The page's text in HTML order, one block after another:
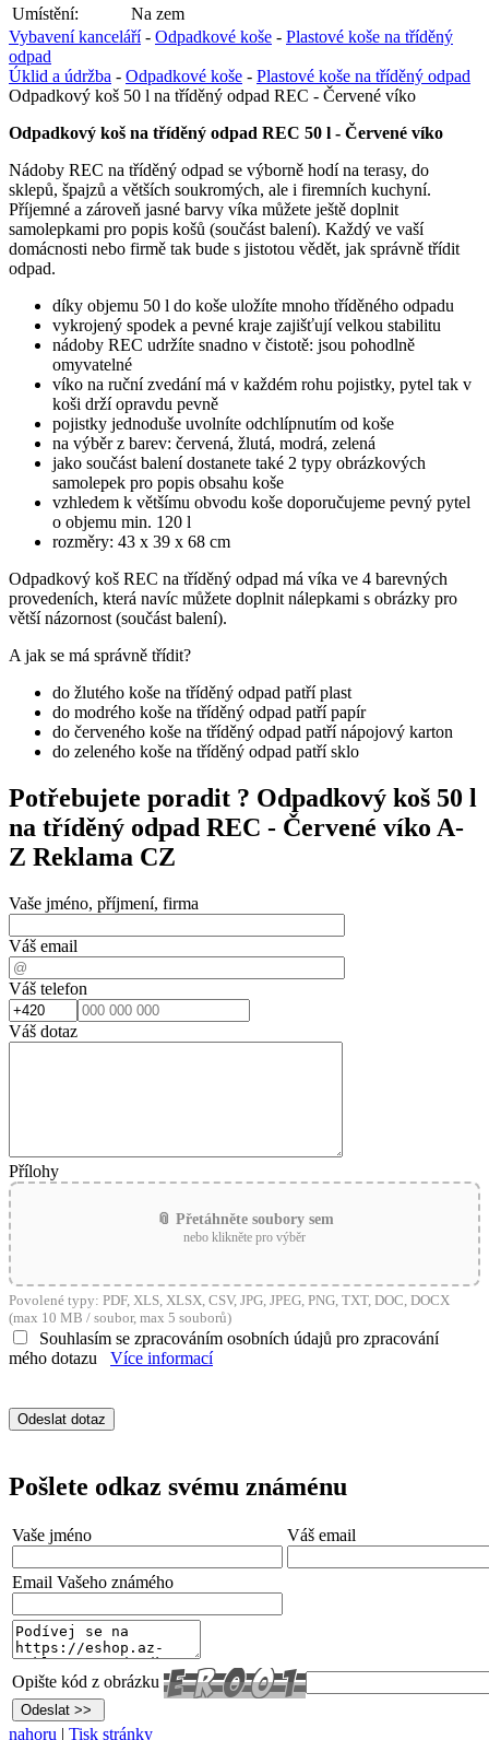
Umístění:
Na zem
Vybavení kanceláří- Odpadkové koše - Plastové koše na tříděný
odpad
Úklid a údržba - Odpadkové koše - Plastové koše na tříděný odpad
Odpadkový koš 50 l na tříděný odpad REC - Červené víko
Odpadkový koš na tříděný odpad REC 50 l - Červené víko
Nádoby REC na tříděný odpad se výborně hodí na terasy, do
sklepů, špajzů a větších soukromých, ale i firemních kuchyní.
Příjemné a zároveň jasné barvy víka můžete ještě doplnit
samolepkami pro popis košů (součást balení). Každý ve vaší
domácnosti nebo firmě tak bude s jistotou vědět, jak správně třídit
odpad.
díky objemu 50 l do koše uložíte mnoho tříděného odpadu
vykrojený spodek a pevné kraje zajišťují velkou stabilitu
nádoby REC udržíte snadno v čistotě: jsou pohodlně
omyvatelné
víko na ruční zvedání má v každém rohu pojistky, pytel tak v
koši drží opravdu pevně
pojistky jednoduše uvolníte odchlípnutím od koše
na výběr z barev: červená, žlutá, modrá, zelená
jako součást balení dostanete také 2 typy obrázkových
samolepek pro popis obsahu koše
vzhledem k většímu obvodu koše doporučujeme pevný pytel
o objemu min. 120 l
rozměry: 43 x 39 x 68 cm
Odpadkový koš REC na tříděný odpad má víka ve 4 barevných
provedeních, která navíc můžete doplnit nálepkami s obrázky pro
větší názornost (součást balení).
A jak se má správně třídit?
do žlutého koše na tříděný odpad patří plast
do modrého koše na tříděný odpad patří papír
do červeného koše na tříděný odpad patří nápojový karton
do zeleného koše na tříděný odpad patří sklo
Potřebujete poradit ? Odpadkový koš 50 l
na tříděný odpad REC - Červené víko A-
Z Reklama CZ
Vaše jméno, příjmení, firma
Váš email
Váš telefon
Váš dotaz
Přílohy
📎 Přetáhněte soubory sem
nebo klikněte pro výběr
Povolené typy: PDF, XLS, XLSX, CSV, JPG, JPEG, PNG, TXT, DOC, DOCX
(max 10 MB / soubor, max 5 souborů)
Souhlasím se zpracováním osobních údajů pro zpracování
mého dotazu
Více informací
Pošlete odkaz svému známénu
Vaše jméno Váš email
Email Vašeho známého
Opište kód z obrázku
nahoru | Tisk stránky